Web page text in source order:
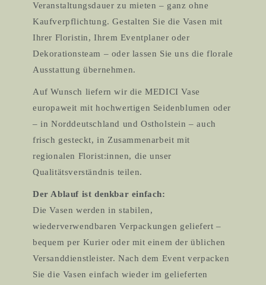
Veranstaltungsdauer zu mieten – ganz ohne
Kaufverpflichtung. Gestalten Sie die Vasen mit
Ihrer Floristin, Ihrem Eventplaner oder
Dekorationsteam – oder lassen Sie uns die florale
Ausstattung übernehmen.
Auf Wunsch liefern wir die MEDICI Vase
europaweit mit hochwertigen Seidenblumen oder
– in Norddeutschland und Ostholstein – auch
frisch gesteckt, in Zusammenarbeit mit
regionalen Florist:innen, die unser
Qualitätsverständnis teilen.
Der Ablauf ist denkbar einfach:
Die Vasen werden in stabilen,
wiederverwendbaren Verpackungen geliefert –
bequem per Kurier oder mit einem der üblichen
Versanddienstleister. Nach dem Event verpacken
Sie die Vasen einfach wieder im gelieferten